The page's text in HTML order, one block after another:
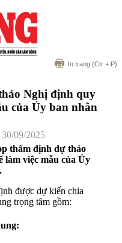
In trang (Ctr + P)
Nghị định quy
của Ủy ban nhân
09/2025
thẩm định dự thảo
làm việc mẫu của Ủy
được dự kiến chia
trọng tâm gồm:
: